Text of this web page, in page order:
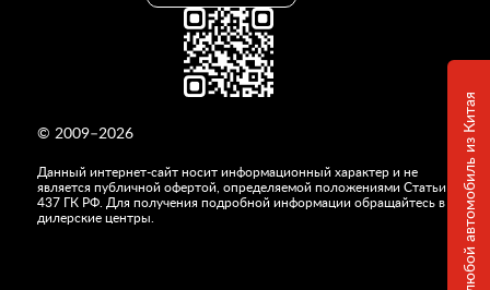
Привезем любой автомобиль из Китая
© 2009–2026
Данный интернет-сайт носит информационный характер и не
является публичной офертой, определяемой положениями Статьи
437 ГК РФ. Для получения подробной информации обращайтесь в
дилерские центры.